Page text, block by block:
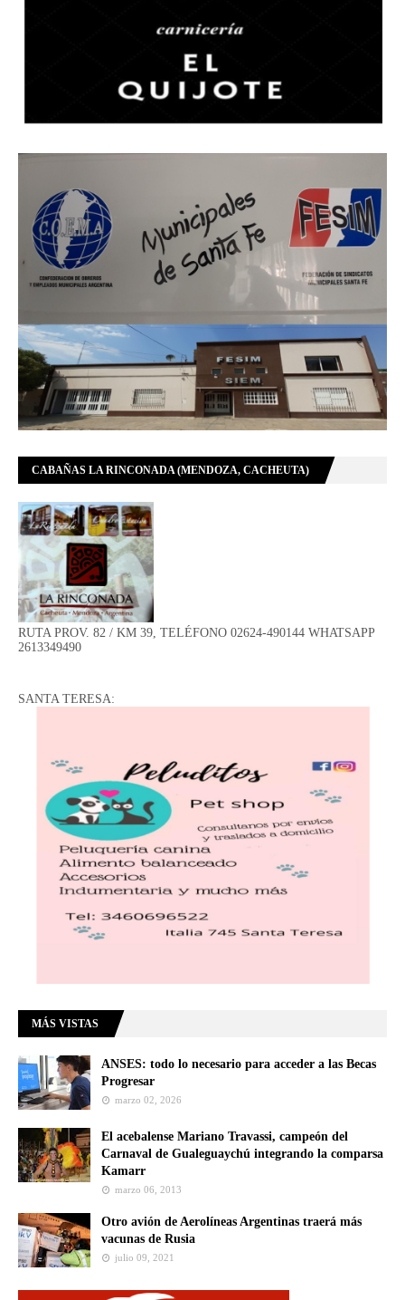
CABAÑAS LA RINCONADA (MENDOZA, CACHEUTA)
RUTA PROV. 82 / KM 39, TELÉFONO 02624-490144 WHATSAPP
2613349490
SANTA TERESA:
MÁS VISTAS
ANSES: todo lo necesario para acceder a las Becas
Progresar
marzo 02, 2026
El acebalense Mariano Travassi, campeón del
Carnaval de Gualeguaychú integrando la comparsa
Kamarr
marzo 06, 2013
Otro avión de Aerolíneas Argentinas traerá más
vacunas de Rusia
julio 09, 2021